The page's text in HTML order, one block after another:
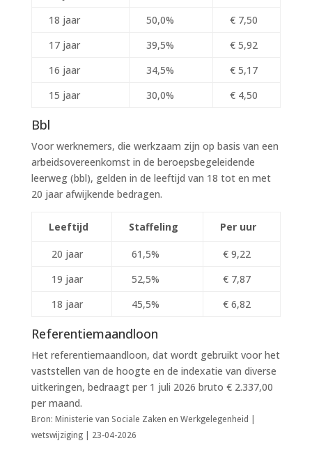
18 jaar
50,0%
€ 7,50
17 jaar
39,5%
€ 5,92
16 jaar
34,5%
€ 5,17
15 jaar
30,0% € 4,50
Bbl
Voor werknemers, die werkzaam zijn op basis van een
arbeidsovereenkomst in de beroepsbegeleidende
leerweg (bbl), gelden in de leeftijd van 18 tot en met
20 jaar afwijkende bedragen.
Leeftijd Staffeling Per uur
20 jaar 61,5%
€ 9,22
19 jaar
52,5%
€ 7,87
18 jaar
45,5% € 6,82
Referentiemaandloon
Het referentiemaandloon, dat wordt gebruikt voor het
vaststellen van de hoogte en de indexatie van diverse
uitkeringen, bedraagt per 1 juli 2026 bruto € 2.337,00
per maand.
Bron: Ministerie van Sociale Zaken en Werkgelegenheid |
wetswijziging | 23-04-2026